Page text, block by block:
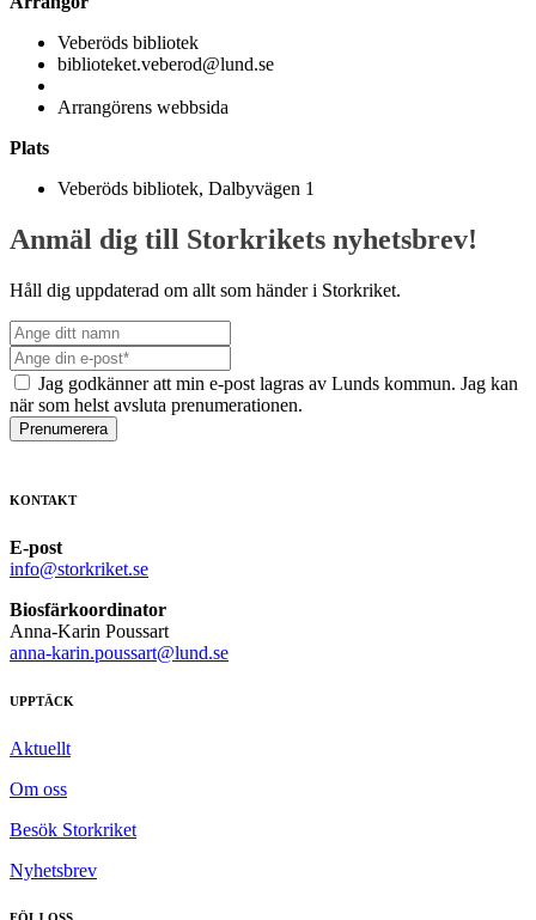
Veberöds bibliotek
biblioteket.veberod@lund.se
Arrangörens webbsida
Plats
Veberöds bibliotek, Dalbyvägen 1
Anmäl dig till Storkrikets nyhetsbrev!
Håll dig uppdaterad om allt som händer i Storkriket.
Jag godkänner att min e-post lagras av Lunds kommun. Jag kan
när som helst avsluta prenumerationen.
Prenumerera
KONTAKT
E-post
info@storkriket.se
Biosfärkoordinator
Anna-Karin Poussart
anna-karin.poussart@lund.se
UPPTÄCK
Aktuellt
Om oss
Besök Storkriket
Nyhetsbrev